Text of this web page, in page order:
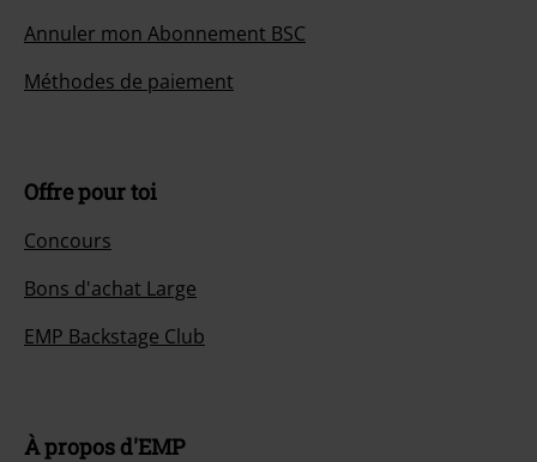
Annuler mon Abonnement BSC
Méthodes de paiement
Offre pour toi
Concours
Bons d'achat Large
EMP Backstage Club
À propos d'EMP